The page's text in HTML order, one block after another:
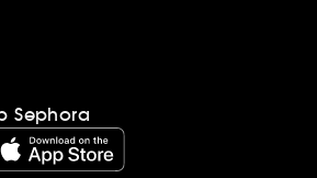
Sephora